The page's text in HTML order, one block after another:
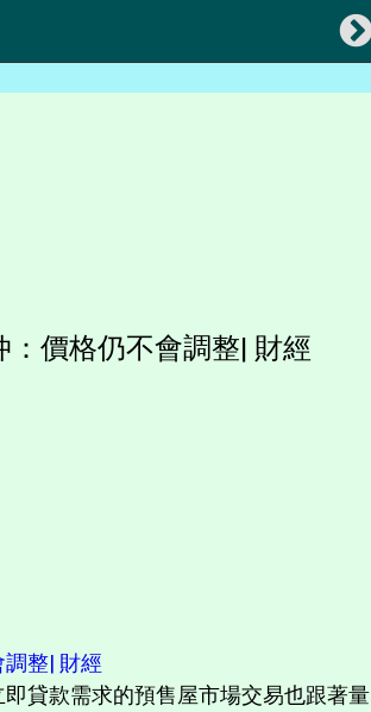
價格仍不會調整| 財經
整| 財經
貸款需求的預售屋市場交易也跟著量